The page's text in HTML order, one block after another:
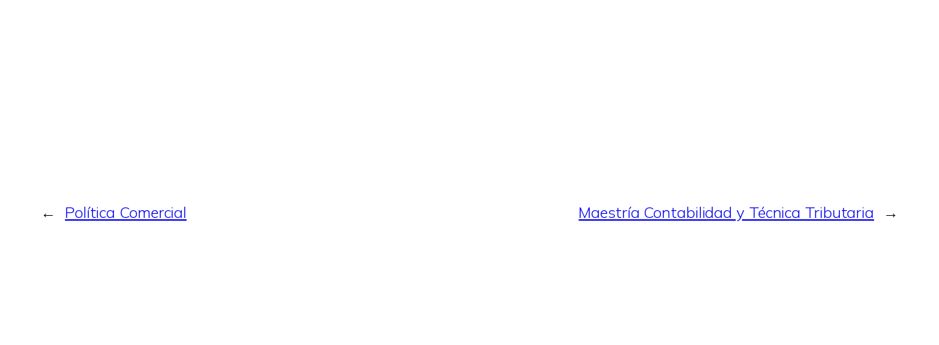
← Política Comercial Maestría Contabilidad y Técnica Tributaria →